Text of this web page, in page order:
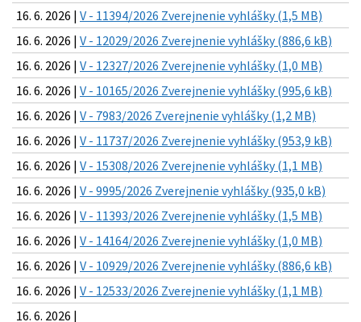
16. 6. 2026 | V - 11394/2026 Zverejnenie vyhlášky (1,5 MB)
16. 6. 2026 | V - 12029/2026 Zverejnenie vyhlášky (886,6 kB)
16. 6. 2026 | V - 12327/2026 Zverejnenie vyhlášky (1,0 MB)
16. 6. 2026 | V - 10165/2026 Zverejnenie vyhlášky (995,6 kB)
16. 6. 2026 | V - 7983/2026 Zverejnenie vyhlášky (1,2 MB)
16. 6. 2026 | V - 11737/2026 Zverejnenie vyhlášky (953,9 kB)
16. 6. 2026 | V - 15308/2026 Zverejnenie vyhlášky (1,1 MB)
16. 6. 2026 | V - 9995/2026 Zverejnenie vyhlášky (935,0 kB)
16. 6. 2026 | V - 11393/2026 Zverejnenie vyhlášky (1,5 MB)
16. 6. 2026 | V - 14164/2026 Zverejnenie vyhlášky (1,0 MB)
16. 6. 2026 | V - 10929/2026 Zverejnenie vyhlášky (886,6 kB)
16. 6. 2026 | V - 12533/2026 Zverejnenie vyhlášky (1,1 MB)
16. 6. 2026 |